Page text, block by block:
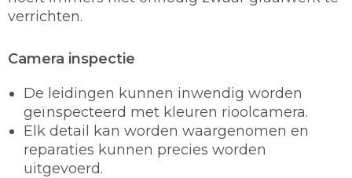
verrichten.
Camera inspectie
De leidingen kunnen inwendig worden
geïnspecteerd met kleuren rioolcamera.
Elk detail kan worden waargenomen en
reparaties kunnen precies worden
uitgevoerd.